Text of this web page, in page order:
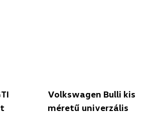
Volkswagen Bulli kis
méretű univerzális